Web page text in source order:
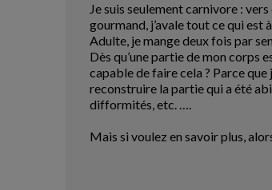
Je suis seulement carnivore :
gourmand, j’avale tout ce qui
Adulte, je mange deux fois par
Dès qu’une partie de mon corps
capable de faire cela ? Parce
reconstruire la partie qui a été
difformités, etc. ….
Mais si voulez en savoir plus,